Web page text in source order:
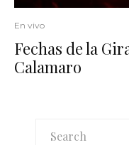
En vivo
Fechas de la
Calamaro